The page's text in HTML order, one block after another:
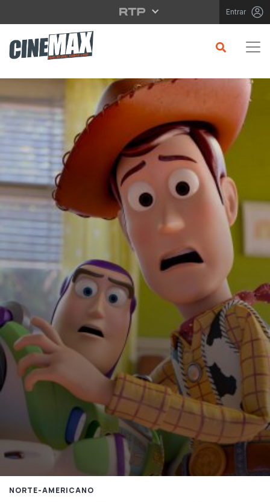
Saltar para o conteúdo principal Entrar
NORTE-AMERICANO